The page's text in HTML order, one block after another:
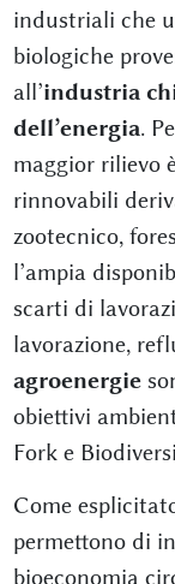
industriali che
biologiche
all’industria
dell’energia.
maggior rilievo
rinnovabili
zootecnico,
l’ampia
scarti di
lavorazione,
agroenergie
obiettivi
Fork e
Come
permettono di
bioeconomia